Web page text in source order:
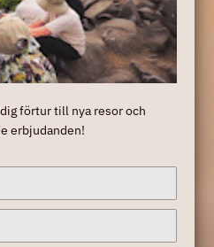
förtur till nya resor och
erbjudanden!